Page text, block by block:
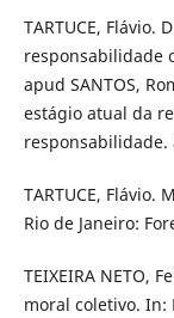
TARTUCE,
responsabilidade
apud SANTOS,
estágio atual da
responsabilidade.
TARTUCE,
Rio de Janeiro:
TEIXEIRA NETO,
moral coletivo. In: